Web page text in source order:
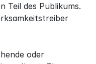
Teil des Publikums.
oder